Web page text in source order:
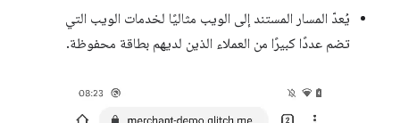
يُعدّ المسار المستند إلى الويب مثاليًا لخدمات الويب التي
تضم عددًا كبيرًا من العملاء الذين لديهم بطاقة محفوظة.